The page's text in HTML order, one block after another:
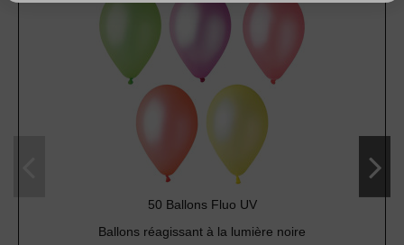
50 Ballons Fluo UV
Ballons réagissant à la lumière noire